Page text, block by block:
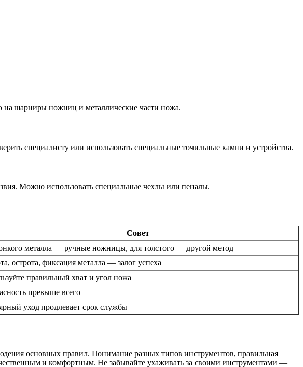
на шарниры ножниц и металлические части ножа.
специалисту или использовать специальные точильные камни и устройства.
Можно использовать специальные чехлы или пеналы.
Совет
металла — ручные ножницы, для толстого — другой метод
острота, фиксация металла — залог успеха
правильный хват и угол ножа
превыше всего
уход продлевает срок службы
основных правил. Понимание разных типов инструментов, правильная
и комфортным. Не забывайте ухаживать за своими инструментами —